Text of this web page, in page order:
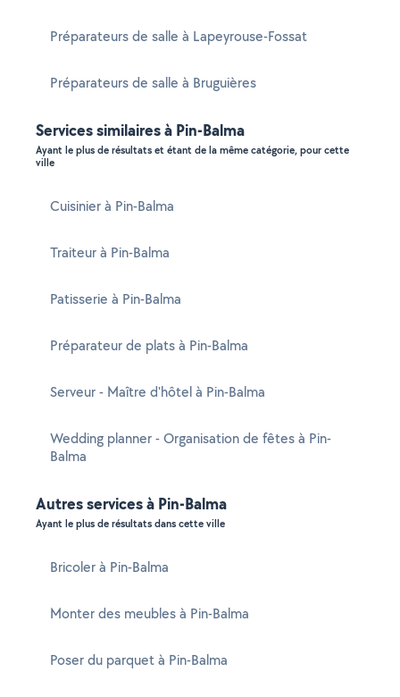
Préparateurs de salle à Lapeyrouse-Fossat
Préparateurs de salle à Bruguières
Services similaires à Pin-Balma
Ayant le plus de résultats et étant de la même catégorie, pour cette
ville
Cuisinier à Pin-Balma
Traiteur à Pin-Balma
Patisserie à Pin-Balma
Préparateur de plats à Pin-Balma
Serveur - Maître d'hôtel à Pin-Balma
Wedding planner - Organisation de fêtes à Pin-
Balma
Autres services à Pin-Balma
Ayant le plus de résultats dans cette ville
Bricoler à Pin-Balma
Monter des meubles à Pin-Balma
Poser du parquet à Pin-Balma